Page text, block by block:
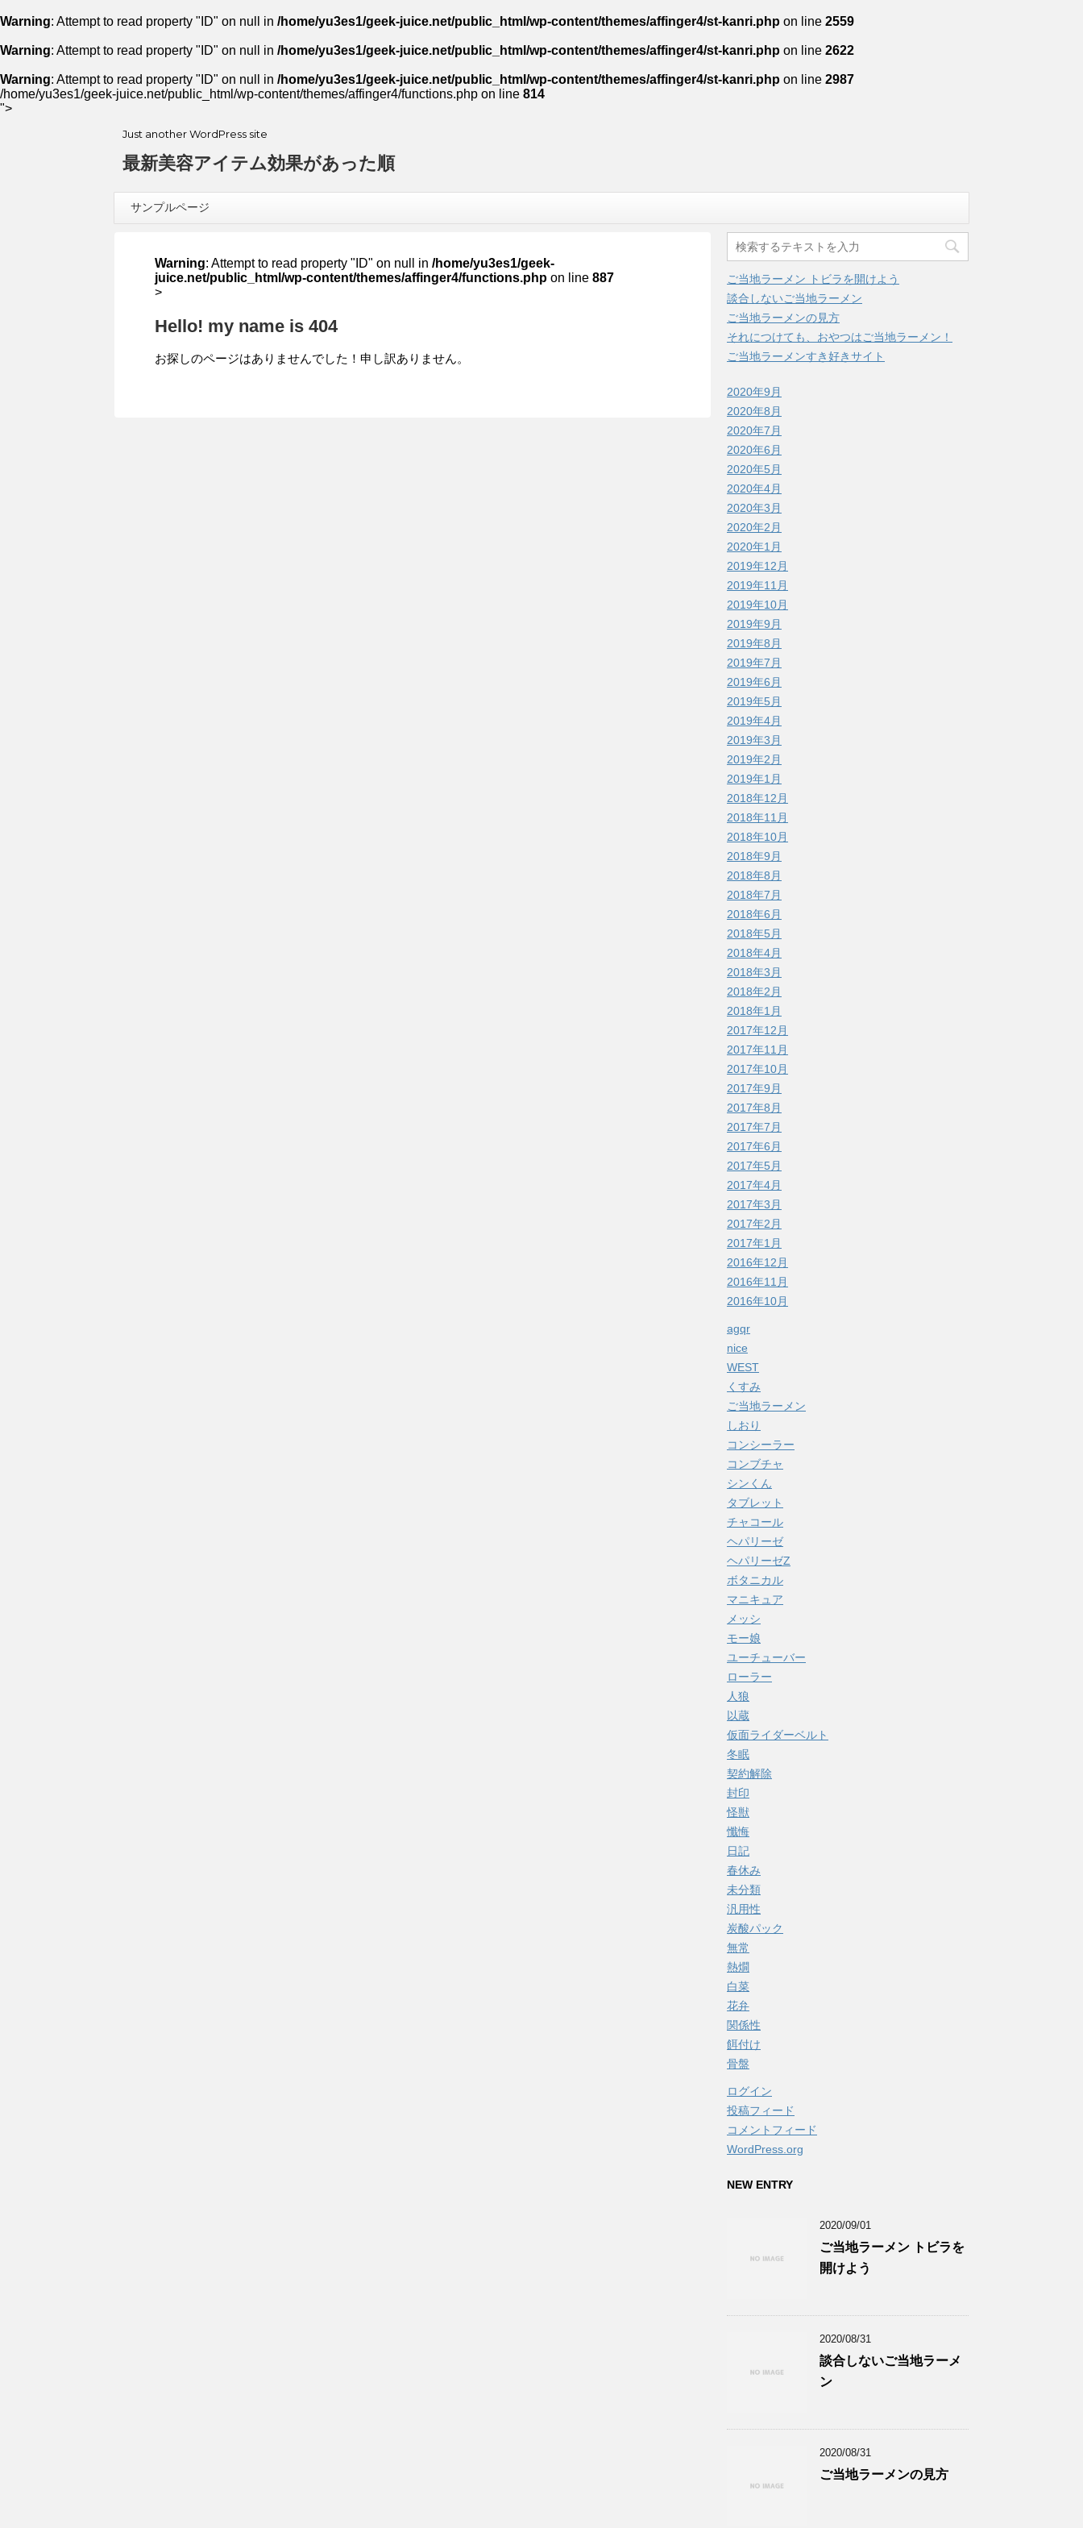
Warning: Attempt to read property "ID" on null in /home/yu3es1/geek-juice.net/public_html/wp-content/themes/affinger4/st-kanri.php on line 2559
Warning: Attempt to read property "ID" on null in /home/yu3es1/geek-juice.net/public_html/wp-content/themes/affinger4/st-kanri.php on line 2622
Warning: Attempt to read property "ID" on null in /home/yu3es1/geek-juice.net/public_html/wp-content/themes/affinger4/st-kanri.php on line 2987
/home/yu3es1/geek-juice.net/public_html/wp-content/themes/affinger4/functions.php on line 814
">
Just another WordPress site
最新美容アイテム効果があった順
サンプルページ
Warning: Attempt to read property "ID" on null in /home/yu3es1/geek-
juice.net/public_html/wp-content/themes/affinger4/functions.php on line 887
>
Hello! my name is 404
お探しのページはありませんでした！申し訳ありません。
ご当地ラーメン トビラを開けよう
談合しないご当地ラーメン
ご当地ラーメンの見方
それにつけても、おやつはご当地ラーメン！
ご当地ラーメンすき好きサイト
2020年9月
2020年8月
2020年7月
2020年6月
2020年5月
2020年4月
2020年3月
2020年2月
2020年1月
2019年12月
2019年11月
2019年10月
2019年9月
2019年8月
2019年7月
2019年6月
2019年5月
2019年4月
2019年3月
2019年2月
2019年1月
2018年12月
2018年11月
2018年10月
2018年9月
2018年8月
2018年7月
2018年6月
2018年5月
2018年4月
2018年3月
2018年2月
2018年1月
2017年12月
2017年11月
2017年10月
2017年9月
2017年8月
2017年7月
2017年6月
2017年5月
2017年4月
2017年3月
2017年2月
2017年1月
2016年12月
2016年11月
2016年10月
agqr
nice
WEST
くすみ
ご当地ラーメン
しおり
コンシーラー
コンブチャ
シンくん
タブレット
チャコール
ヘパリーゼ
ヘパリーゼZ
ボタニカル
マニキュア
メッシ
モー娘
ユーチューバー
ローラー
人狼
以蔵
仮面ライダーベルト
冬眠
契約解除
封印
怪獣
懺悔
日記
春休み
未分類
汎用性
炭酸パック
無常
熱燗
白菜
花弁
関係性
餌付け
骨盤
ログイン
投稿フィード
コメントフィード
WordPress.org
NEW ENTRY
2020/09/01
ご当地ラーメン トビラを
開けよう
2020/08/31
談合しないご当地ラーメ
ン
2020/08/31
ご当地ラーメンの見方